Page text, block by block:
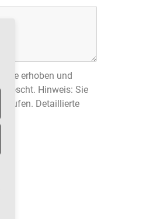
erhoben und
Hinweis: Sie
Detaillierte